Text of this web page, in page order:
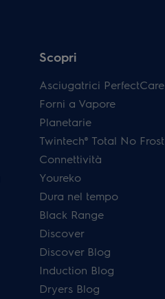
Scopri
Asciugatrici PerfectCare
Forni a Vapore
Planetarie
Twintech® Total No Frost
Connettività
Youreko
Dura nel tempo
Black Range
Discover
Discover Blog
Induction Blog
Dryers Blog